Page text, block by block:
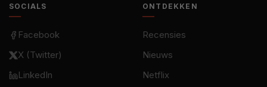
SOCIALS
Facebook
X (Twitter)
LinkedIn
ONTDEKKEN
Recensies
Nieuws
Netflix